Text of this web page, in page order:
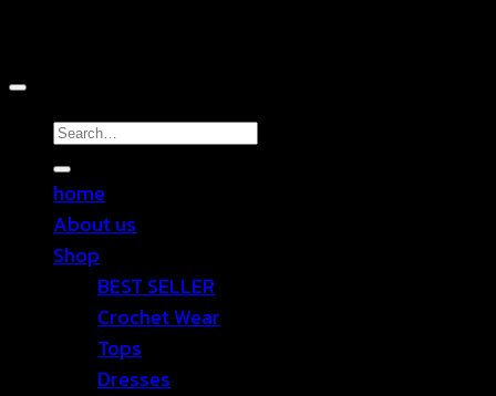
Search
for:
home
About us
Shop
BEST SELLER
Crochet Wear
Tops
Dresses